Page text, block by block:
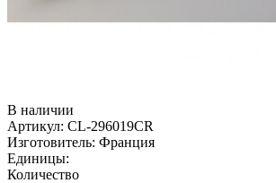
В наличии
Артикул: CL-296019CR
Изготовитель: Франция
Единицы:
Количество